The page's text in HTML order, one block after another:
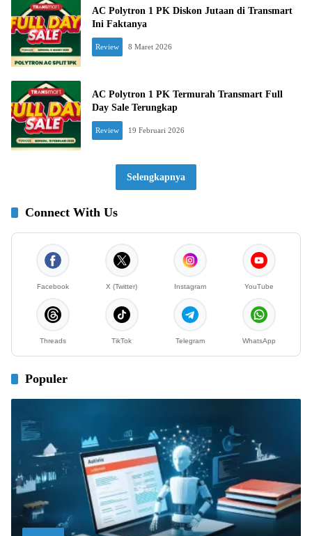
AC Polytron 1 PK Diskon Jutaan di Transmart
Ini Faktanya
Review 8 Maret 2026
AC Polytron 1 PK Termurah Transmart Full
Day Sale Terungkap
Review 19 Februari 2026
Selengkapnya
Connect With Us
Facebook X (Twitter) Instagram YouTube
Threads TikTok Telegram WhatsApp
Populer